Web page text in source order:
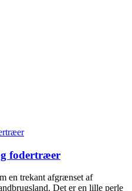
fodertræer
en trekant afgrænset af
Det er en lille perle